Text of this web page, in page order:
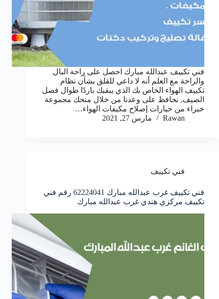
فني تكييف عبدالله مبارك احصل على راحة البال
والراحة مع العلم أنه لا داعي للقلق بشأن نظام
تكييف الهواء الخاص بك الذي يبقيك باردًا طوال فصل
الصيف, نحافظ على وعدنا من خلال منحك مجموعة
خبراء من خيارات إصلاح مكيفات الهواء…
Rawan
مارس 27, 2021
فني تكييف
فني تكييف غرب عبدالله مبارك 62224041 رقم فني
تكييف مركزي هندي غرب عبدالله مبارك